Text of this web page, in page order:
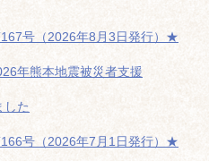
号（2026年8月3日発行）★
年熊本地震被災者支援
した
号（2026年7月1日発行）★